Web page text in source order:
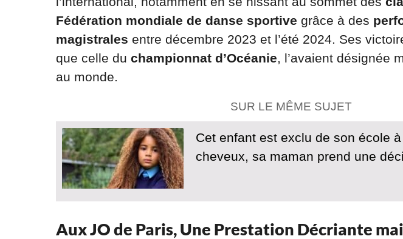
Fédération mondiale de danse sportive grâce à des
magistrales entre décembre 2023 et l’été 2024. Ses
que celle du championnat d’Océanie , l’avaient désignée
au monde.
SUR LE MÊME SUJET
Cet enfant est exclu de son école
cheveux, sa maman prend une
Aux JO de Paris, Une Prestation Décriante